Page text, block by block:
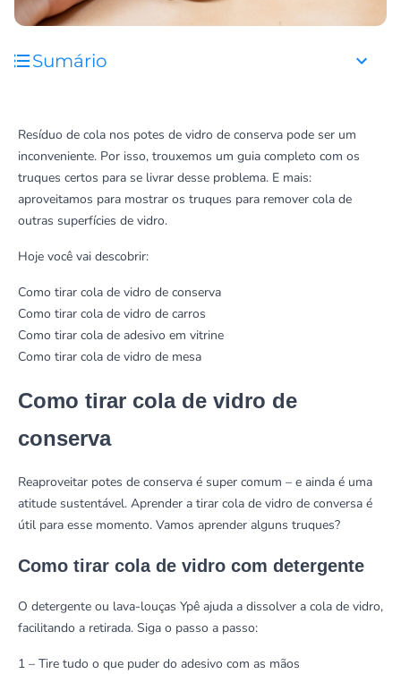
Sumário
Resíduo de cola nos potes de vidro de conserva pode ser um
inconveniente. Por isso, trouxemos um guia completo com os
truques certos para se livrar desse problema. E mais:
aproveitamos para mostrar os truques para remover cola de
outras superfícies de vidro.
Hoje você vai descobrir:
Como tirar cola de vidro de conserva
Como tirar cola de vidro de carros
Como tirar cola de adesivo em vitrine
Como tirar cola de vidro de mesa
Como tirar cola de vidro de
conserva
Reaproveitar potes de conserva é super comum – e ainda é uma
atitude sustentável. Aprender a tirar cola de vidro de conversa é
útil para esse momento. Vamos aprender alguns truques?
Como tirar cola de vidro com detergente
O detergente ou lava-louças Ypê ajuda a dissolver a cola de vidro,
facilitando a retirada. Siga o passo a passo:
1 – Tire tudo o que puder do adesivo com as mãos